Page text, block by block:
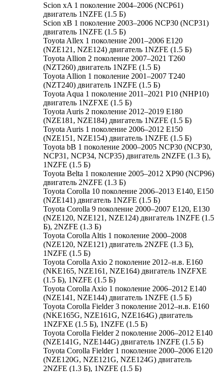
Scion xA 1 поколение 2004–2006 (NCP61)
двигатель 1NZFE (1.5 Б)
Scion xB 1 поколение 2003–2006 NCP30 (NCP31)
двигатель 1NZFE (1.5 Б)
Toyota Allex 1 поколение 2001–2006 E120
(NZE121, NZE124) двигатель 1NZFE (1.5 Б)
Toyota Allion 2 поколение 2007–2021 T260
(NZT260) двигатель 1NZFE (1.5 Б)
Toyota Allion 1 поколение 2001–2007 T240
(NZT240) двигатель 1NZFE (1.5 Б)
Toyota Aqua 1 поколение 2011–2021 P10 (NHP10)
двигатель 1NZFXE (1.5 Б)
Toyota Auris 2 поколение 2012–2019 E180
(NZE181, NZE184) двигатель 1NZFE (1.5 Б)
Toyota Auris 1 поколение 2006–2012 E150
(NZE151, NZE154) двигатель 1NZFE (1.5 Б)
Toyota bB 1 поколение 2000–2005 NCP30 (NCP30,
NCP31, NCP34, NCP35) двигатель 2NZFE (1.3 Б),
1NZFE (1.5 Б)
Toyota Belta 1 поколение 2005–2012 XP90 (NCP96)
двигатель 2NZFE (1.3 Б)
Toyota Corolla 10 поколение 2006–2013 E140, E150
(NZE141) двигатель 1NZFE (1.5 Б)
Toyota Corolla 9 поколение 2000–2007 E120, E130
(NZE120, NZE121, NZE124) двигатель 1NZFE (1.5
Б), 2NZFE (1.3 Б)
Toyota Corolla Altis 1 поколение 2000–2008
(NZE120, NZE121) двигатель 2NZFE (1.3 Б),
1NZFE (1.5 Б)
Toyota Corolla Axio 2 поколение 2012–н.в. E160
(NKE165, NZE161, NZE164) двигатель 1NZFXE
(1.5 Б), 1NZFE (1.5 Б)
Toyota Corolla Axio 1 поколение 2006–2012 E140
(NZE141, NZE144) двигатель 1NZFE (1.5 Б)
Toyota Corolla Fielder 3 поколение 2012–н.в. E160
(NKE165G, NZE161G, NZE164G) двигатель
1NZFXE (1.5 Б), 1NZFE (1.5 Б)
Toyota Corolla Fielder 2 поколение 2006–2012 E140
(NZE141G, NZE144G) двигатель 1NZFE (1.5 Б)
Toyota Corolla Fielder 1 поколение 2000–2006 E120
(NZE120G, NZE121G, NZE124G) двигатель
2NZFE (1.3 Б), 1NZFE (1.5 Б)